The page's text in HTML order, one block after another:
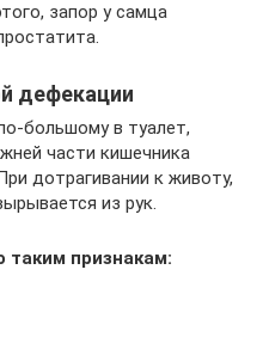
запор у самца
дефекации
большому в туалет,
части кишечника
дотрагивании к животу,
из рук.
таким признакам: